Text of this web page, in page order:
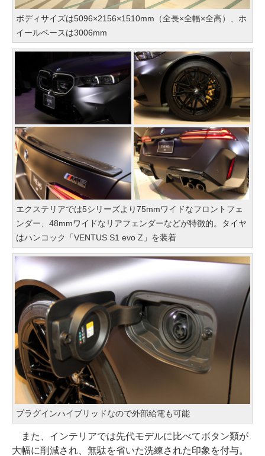
ボディサイズは5096×2156×1510mm（全長×全幅×全高）、ホ
イールベースは3006mm
エクステリアでは5シリーズより75mmワイドなフロントフェ
ンダー、48mmワイドなリアフェンダーなどが特徴的。タイヤ
はハンコック「VENTUS S1 evo Z」を装着
プラグインハイブリッドなので外部給電も可能
また、インテリアでは先代モデルに比べてボタン類が
大幅に削減され、無駄を省いた洗練された印象を付与。